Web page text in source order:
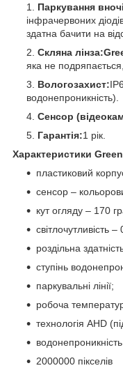
Паркування
інфрачервоних
здатна бачити на
Скляна лінза:
яка не
Вологозахист:
водонепроникність).
Сенсор
Гарантія:1 рік.
Характеристики
пластиковий
сенсор –
кут огляду – 170
світлочутливість
роздільна
ступінь
паркувальні лінії;
робоча
технологія AHD
2000000 пікселів